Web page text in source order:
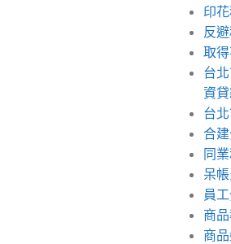
印
反
取
台
資
台
合
同
呆
員
商
商